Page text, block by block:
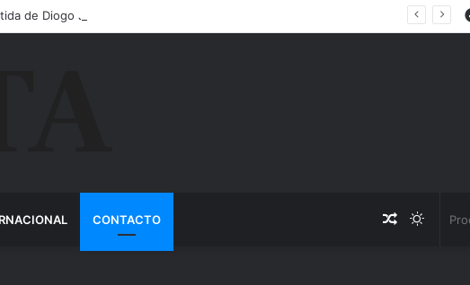
de Diogo Jota ainda é motivo de choro
CONTACTO Switch
Artigo